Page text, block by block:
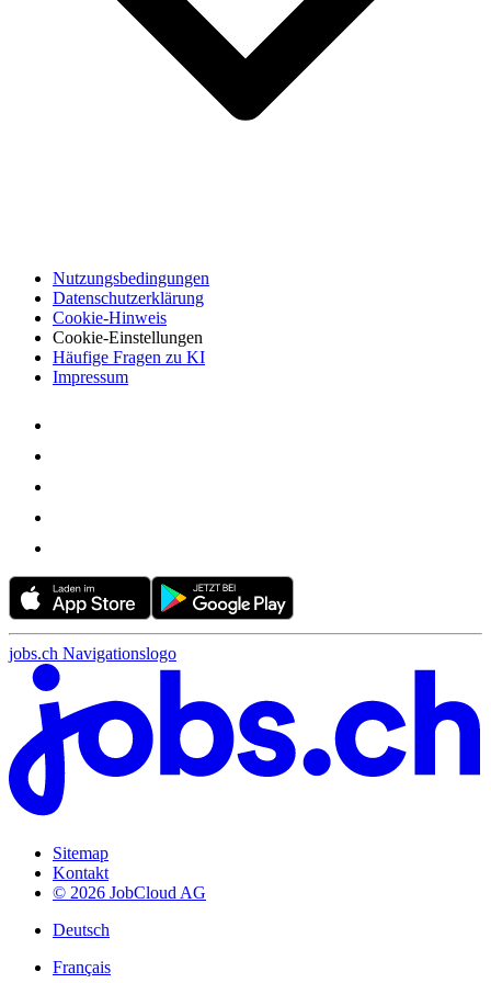
Nutzungsbedingungen
Datenschutzerklärung
Cookie-Hinweis
Cookie-Einstellungen
Häufige Fragen zu KI
Impressum
jobs.ch Navigationslogo
Sitemap
Kontakt
© 2026 JobCloud AG
Deutsch
Français